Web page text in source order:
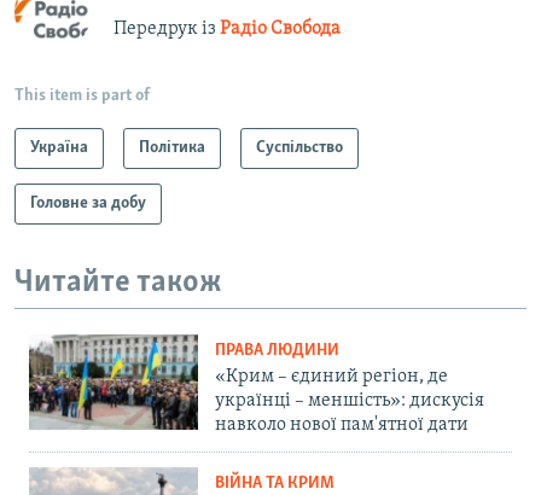
Передрук із Радіо Свобода
This item is part of
Україна Політика Суспільство
Головне за добу
Читайте також
ПРАВА ЛЮДИНИ
«Крим – єдиний регіон, де
українці – меншість»: дискусія
навколо нової пам'ятної дати
ВІЙНА ТА КРИМ